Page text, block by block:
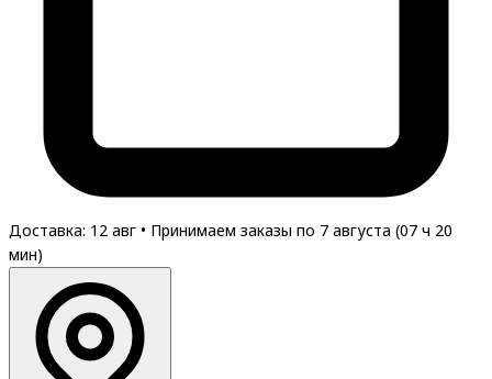
Доставка: 12 авг • Принимаем заказы по 7 августа (07 ч 20
мин)